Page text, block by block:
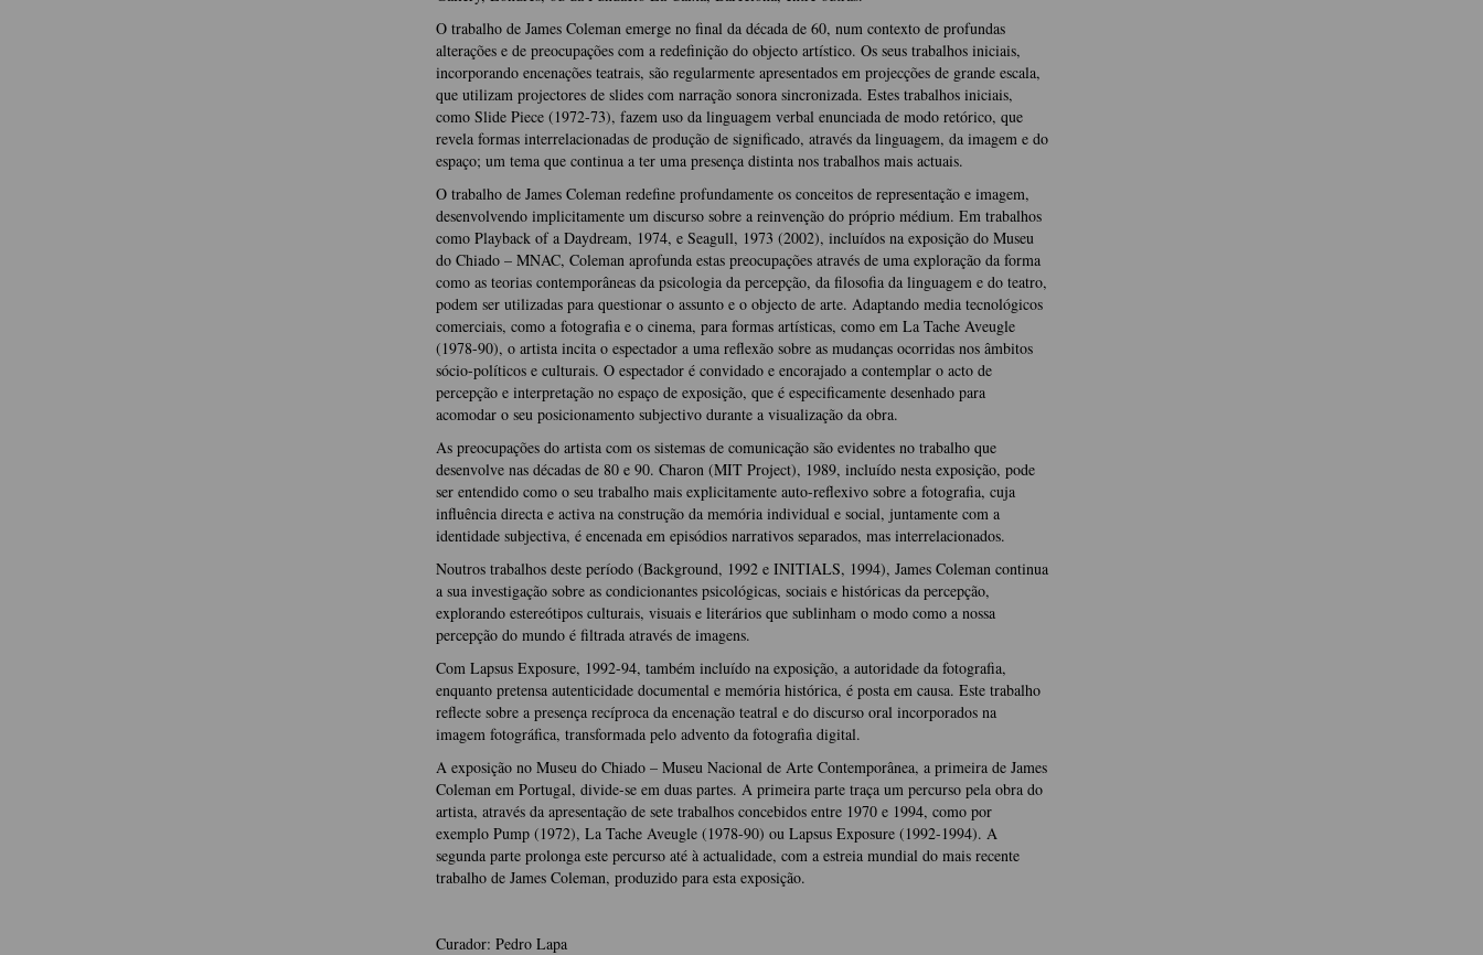
O trabalho de James Coleman emerge no final da década de 60, num contexto de profundas
alterações e de preocupações com a redefinição do objecto artístico. Os seus trabalhos iniciais,
incorporando encenações teatrais, são regularmente apresentados em projecções de grande escala,
que utilizam projectores de slides com narração sonora sincronizada. Estes trabalhos iniciais,
como Slide Piece (1972-73), fazem uso da linguagem verbal enunciada de modo retórico, que
revela formas interrelacionadas de produção de significado, através da linguagem, da imagem e do
espaço; um tema que continua a ter uma presença distinta nos trabalhos mais actuais.
O trabalho de James Coleman redefine profundamente os conceitos de representação e imagem,
desenvolvendo implicitamente um discurso sobre a reinvenção do próprio médium. Em trabalhos
como Playback of a Daydream, 1974, e Seagull, 1973 (2002), incluídos na exposição do Museu
do Chiado – MNAC, Coleman aprofunda estas preocupações através de uma exploração da forma
como as teorias contemporâneas da psicologia da percepção, da filosofia da linguagem e do teatro,
podem ser utilizadas para questionar o assunto e o objecto de arte. Adaptando media tecnológicos
comerciais, como a fotografia e o cinema, para formas artísticas, como em La Tache Aveugle
(1978-90), o artista incita o espectador a uma reflexão sobre as mudanças ocorridas nos âmbitos
sócio-políticos e culturais. O espectador é convidado e encorajado a contemplar o acto de
percepção e interpretação no espaço de exposição, que é especificamente desenhado para
acomodar o seu posicionamento subjectivo durante a visualização da obra.
As preocupações do artista com os sistemas de comunicação são evidentes no trabalho que
desenvolve nas décadas de 80 e 90. Charon (MIT Project), 1989, incluído nesta exposição, pode
ser entendido como o seu trabalho mais explicitamente auto-reflexivo sobre a fotografia, cuja
influência directa e activa na construção da memória individual e social, juntamente com a
identidade subjectiva, é encenada em episódios narrativos separados, mas interrelacionados.
Noutros trabalhos deste período (Background, 1992 e INITIALS, 1994), James Coleman continua
a sua investigação sobre as condicionantes psicológicas, sociais e históricas da percepção,
explorando estereótipos culturais, visuais e literários que sublinham o modo como a nossa
percepção do mundo é filtrada através de imagens.
Com Lapsus Exposure, 1992-94, também incluído na exposição, a autoridade da fotografia,
enquanto pretensa autenticidade documental e memória histórica, é posta em causa. Este trabalho
reflecte sobre a presença recíproca da encenação teatral e do discurso oral incorporados na
imagem fotográfica, transformada pelo advento da fotografia digital.
A exposição no Museu do Chiado – Museu Nacional de Arte Contemporânea, a primeira de James
Coleman em Portugal, divide-se em duas partes. A primeira parte traça um percurso pela obra do
artista, através da apresentação de sete trabalhos concebidos entre 1970 e 1994, como por
exemplo Pump (1972), La Tache Aveugle (1978-90) ou Lapsus Exposure (1992-1994). A
segunda parte prolonga este percurso até à actualidade, com a estreia mundial do mais recente
trabalho de James Coleman, produzido para esta exposição.
Curador: Pedro Lapa